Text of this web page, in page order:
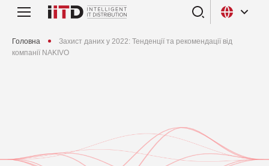
Головна
Захист даних у 2022: Тенденції та рекомендації від
компанії NAKIVO